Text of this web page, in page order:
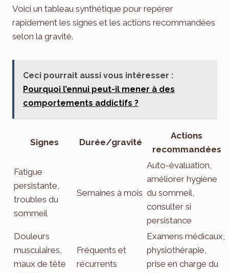
Voici un tableau synthétique pour repérer
rapidement les signes et les actions recommandées
selon la gravité.
Ceci pourrait aussi vous intéresser :
Pourquoi l’ennui peut-il mener à des
comportements addictifs ?
Signes Durée/gravité
Actions
recommandées
Fatigue
persistante,
troubles du
sommeil
Semaines à mois
Auto-évaluation,
améliorer hygiène
du sommeil,
consulter si
persistance
Douleurs
musculaires,
maux de tête
Fréquents et
récurrents
Examens médicaux,
physiothérapie,
prise en charge du